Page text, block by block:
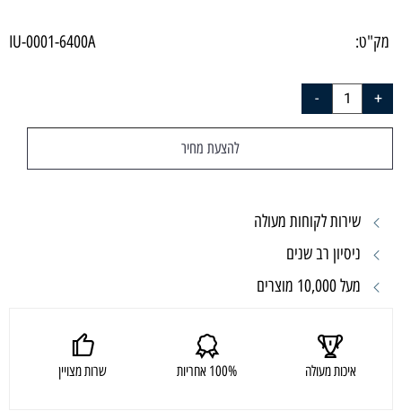
מק"ט: IU-0001-6400A
להצעת מחיר
שירות לקוחות מעולה
ניסיון רב שנים
מעל 10,000 מוצרים
איכות מעולה 100% אחריות שרות מצויין